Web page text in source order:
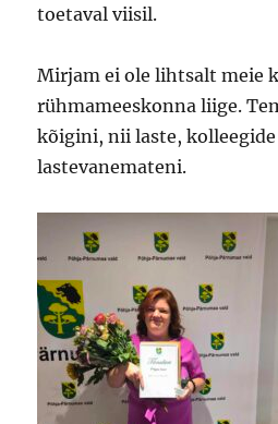
toetaval viisil.
Mirjam ei ole lihtsalt meie
rühmameeskonna liige.
kõigini, nii laste,
lastevanemateni.